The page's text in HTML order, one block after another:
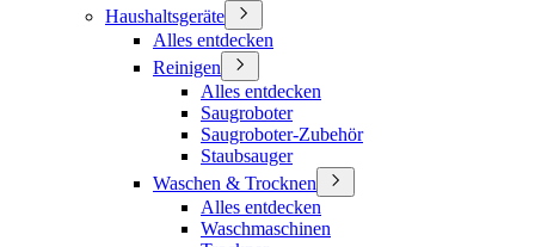
Haushaltsgeräte
Alles entdecken
Reinigen
Alles entdecken
Saugroboter
Saugroboter-Zubehör
Staubsauger
Waschen & Trocknen
Alles entdecken
Waschmaschinen